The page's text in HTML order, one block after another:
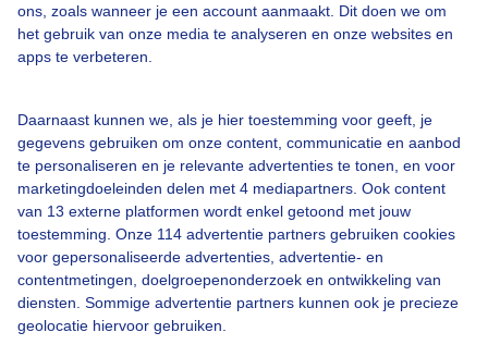
ons, zoals wanneer je een account aanmaakt. Dit doen we om
het gebruik van onze media te analyseren en onze websites en
apps te verbeteren.
Daarnaast kunnen we, als je hier toestemming voor geeft, je
gegevens gebruiken om onze content, communicatie en aanbod
te personaliseren en je relevante advertenties te tonen, en voor
marketingdoeleinden delen met 4 mediapartners. Ook content
van 13 externe platformen wordt enkel getoond met jouw
toestemming. Onze 114 advertentie partners gebruiken cookies
voor gepersonaliseerde advertenties, advertentie- en
contentmetingen, doelgroepenonderzoek en ontwikkeling van
diensten. Sommige advertentie partners kunnen ook je precieze
geolocatie hiervoor gebruiken.
Over Buienradar
Bedrijfsgegevens
Veelgestelde vragen